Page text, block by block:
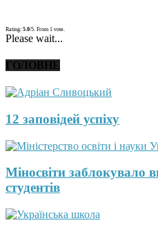
Rating: 5.0/5. From 1 vote.
Please wait...
ГОЛОВНЕ
12 заповідей успіху
Міносвіти заблокувало
студентів